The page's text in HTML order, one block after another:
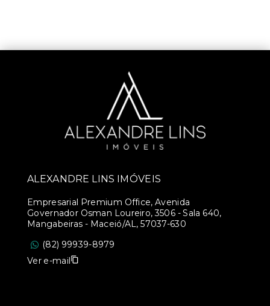
ALEXANDRE LINS IMÓVEIS
Empresarial Premium Office, Avenida
Governador Osman Loureiro, 3506 - Sala 640,
Mangabeiras - Maceió/AL, 57037-630
(82) 99939-8979
Ver e-mail